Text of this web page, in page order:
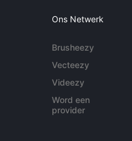
Ons Netwerk
Brusheezy
Vecteezy
Videezy
Word een
provider